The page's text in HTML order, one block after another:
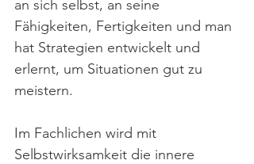
an sich selbst, an seine
Fähigkeiten, Fertigkeiten und man
hat Strategien entwickelt und
erlernt, um Situationen gut zu
meistern.
Im Fachlichen wird mit
Selbstwirksamkeit die innere